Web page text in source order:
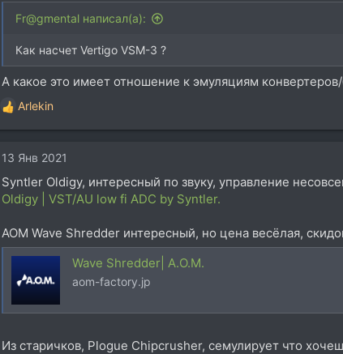
Fr@gmental написал(а):
Как насчет Vertigo VSM-3 ?
А какое это имеет отношение к эмуляциям
Р
е
к
и
и
Arlekin
13 Янв 2021
Syntler Oldigy, интересный по звуку, управление
Oldigy | VST/AU low fi ADC by Syntler.
AOM Wave Shredder интересный, но цена весёлая,
Wave Shredder| A.O.M.
aom-factory.jp
Из старичков, Plogue Chipcrusher, семулирует что